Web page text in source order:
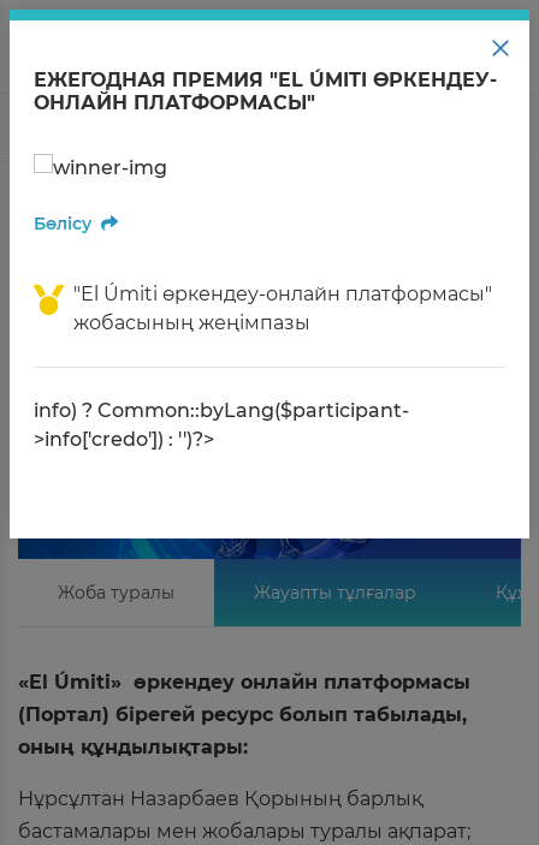
ПЛАТФОРМАСЫ
Жоба туралы Жауапты тұлғалар
«El Úmiti» өркендеу онлайн платформасы
(Портал) бірегей ресурс болып табылады,
оның құндылықтары:
Нұрсұлтан Назарбаев Қорының барлық
бастамалары мен жобалары туралы ақпарат;
ЕЖЕГОДНАЯ ПРЕМИЯ "EL ÚMITI ӨРКЕНДЕУ-
ОНЛАЙН ПЛАТФОРМАСЫ"
Бөлісу
"El Úmiti өркендеу-онлайн платформасы"
жобасының жеңімпазы
info) ? Common::byLang($participant-
>info['credo']) : '')?>